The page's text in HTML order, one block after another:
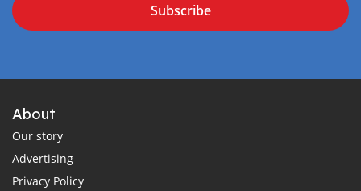
Subscribe
About
Our story
Advertising
Privacy Policy